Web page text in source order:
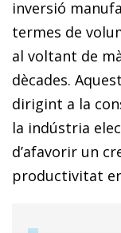
inversió
termes de
al voltant de
dècades.
dirigint a la
la indústria
d’afavorir un
productivitat